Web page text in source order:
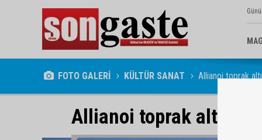
FOTO GALERİ KÜLTÜR SANAT Allianoi toprak
Allianoi toprak altında